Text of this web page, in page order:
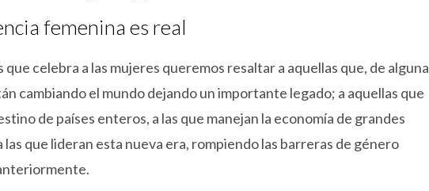
femenina es real
que celebra a las mujeres queremos resaltar a aquellas que, de alguna
cambiando el mundo dejando un importante legado; a aquellas que
de países enteros, a las que manejan la economía de grandes
las que lideran esta nueva era, rompiendo las barreras de género